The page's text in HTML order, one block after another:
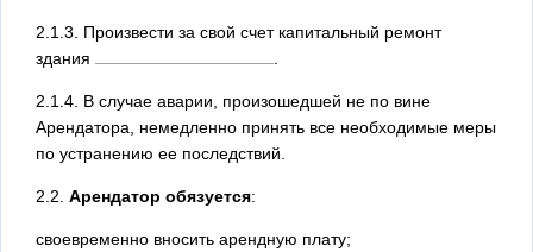
2.1.3. Произвести за свой счет капитальный ремонт
здания
2.1.4. В случае аварии, произошедшей не по вине
Арендатора, немедленно принять все необходимые меры
по устранению ее последствий.
2.2. Арендатор обязуется:
своевременно вносить арендную плату;